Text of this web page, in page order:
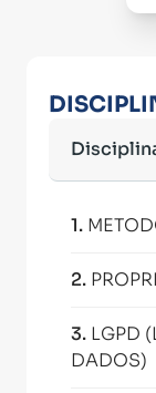
1.
2.
3. LGPD
DADOS)